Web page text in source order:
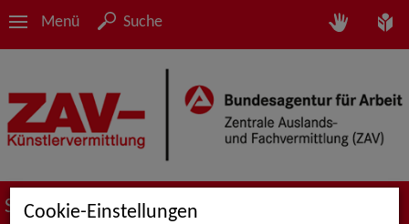
Menü Suche
Suche nach Künstler*innen
Cookie-Einstellungen